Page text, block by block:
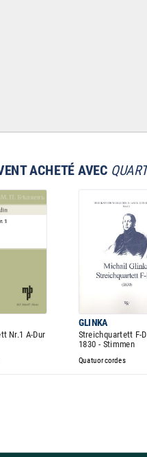
ACHETÉ AVEC
GLINKA
Nr.1 A-Dur
Streichquartett F-
1830 - Stimmen
Quatuor cordes